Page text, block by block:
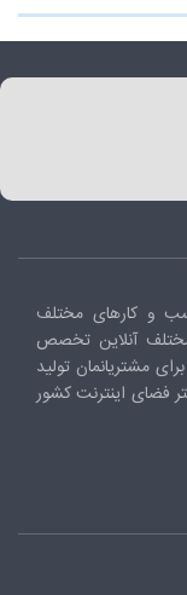
و کارهای مختلف
آنلاین تخصص
مشتریانمان تولید
فضای اینترنت کشور